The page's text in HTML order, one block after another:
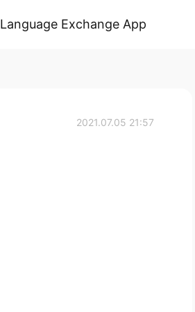
Language Exchange App
2021.07.05 21:57